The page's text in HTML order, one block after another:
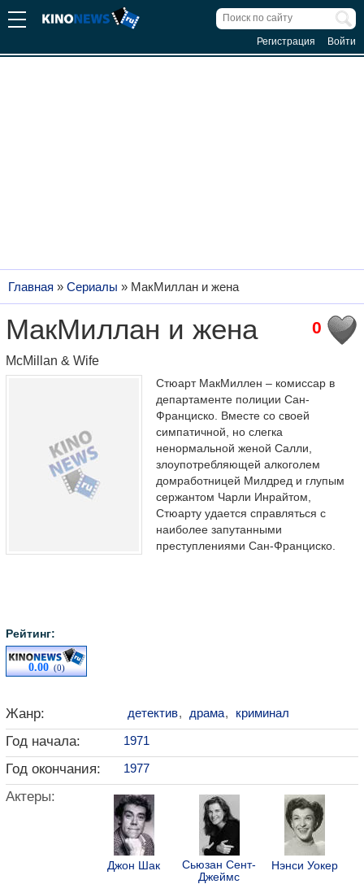
Регистрация Войти
Главная » Сериалы » МакМиллан и жена
0
МакМиллан и жена
McMillan & Wife
Рейтинг:
0.00(0)
Стюарт МакМиллен – комиссар в
департаменте полиции Сан-
Франциско. Вместе со своей
симпатичной, но слегка
ненормальной женой Салли,
злоупотребляющей алкоголем
домработницей Милдред и глупым
сержантом Чарли Инрайтом,
Стюарту удается справляться с
наиболее запутанными
преступлениями Сан-Франциско.
Жанр: детектив, драма, криминал
Год начала: 1971
Год окончания: 1977
Актеры:
Джон Шак
Сьюзан Сент-
Джеймс
Нэнси Уокер